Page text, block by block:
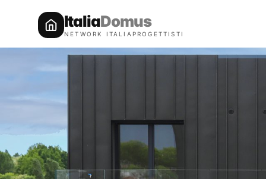
ItaliaDomus
NETWORK ITALIAPROGETTISTI